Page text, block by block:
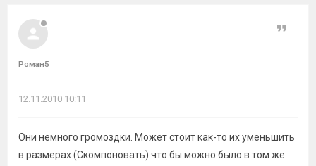
Роман5
Цитата
12.11.2010 10:11
Они немного громоздки. Может стоит как-то их уменьшить
в размерах (Скомпоновать) что бы можно было в том же